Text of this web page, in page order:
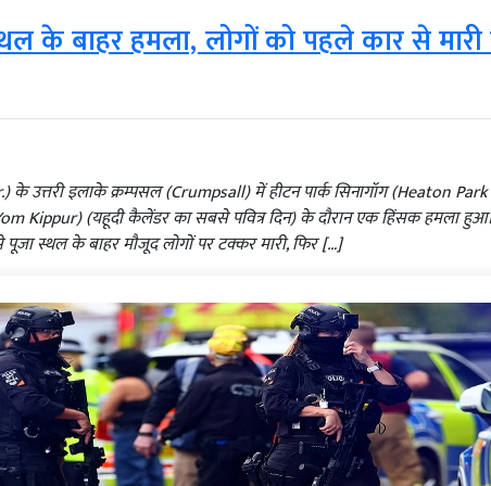
के बाहर हमला, लोगों को पहले कार से
उत्तरी इलाके क्रम्पसल (Crumpsall) में हीटन पार्क सिनागॉग (Heaton
Kippur) (यहूदी कैलेंडर का सबसे पवित्र दिन) के दौरान एक हिंसक हमला
स्थल के बाहर मौजूद लोगों पर टक्कर मारी, फिर […]